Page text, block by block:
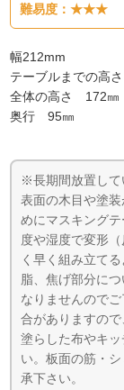
難易度：★★★
幅212mm
テーブルまでの高
全体の高さ 172㎜
奥行 95㎜
※長期間放置して
表面の木目や塗
めにマスキング
度や湿度で変形
く早く組み立て
脂、焦げ部分に
なりませんので
合がありますの
塗らした布やキ
い。板面の筋・
承下さい。